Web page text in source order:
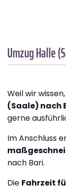
Umzug Halle
Weil wir
(Saale) nach
gerne
Im Anschluss
nach Bari.
Die Fahrzeit